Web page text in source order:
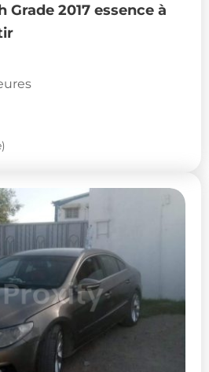
Grade 2017 essence à